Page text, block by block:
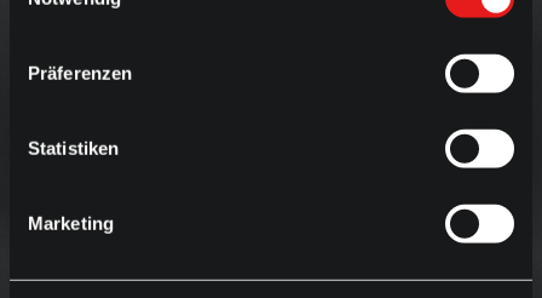
Präferenzen
Statistiken
Marketing